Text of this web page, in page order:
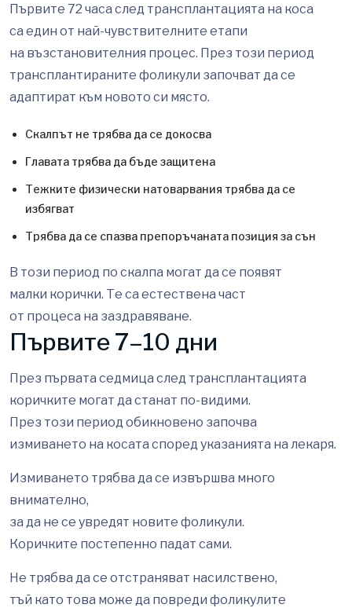
Първите 72 часа след трансплантацията на коса
са един от най-чувствителните етапи
на възстановителния процес. През този период
трансплантираните фоликули започват да се
адаптират към новото си място.
Скалпът не трябва да се докосва
Главата трябва да бъде защитена
Тежките физически натоварвания трябва да се
избягват
Трябва да се спазва препоръчаната позиция за сън
В този период по скалпа могат да се появят
малки корички. Те са естествена част
от процеса на заздравяване.
Първите 7–10 дни
През първата седмица след трансплантацията
коричките могат да станат по-видими.
През този период обикновено започва
измиването на косата според указанията на лекаря.
Измиването трябва да се извършва много
внимателно,
за да не се увредят новите фоликули.
Коричките постепенно падат сами.
Не трябва да се отстраняват насилствено,
тъй като това може да повреди фоликулите